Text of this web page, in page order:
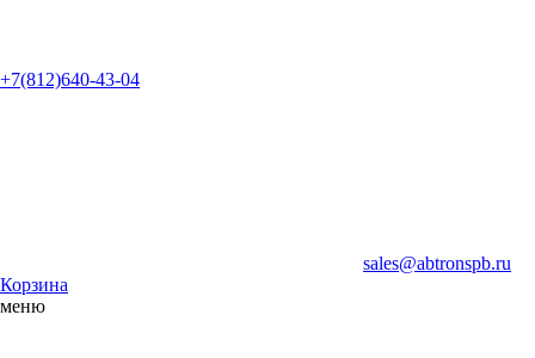
+7(812)640-43-04
sales@abtronspb.ru
Корзина
меню